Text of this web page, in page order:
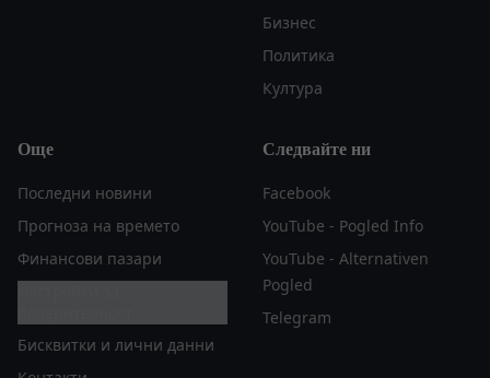
Бизнес
Политика
Култура
Още
Последни новини
Прогноза на времето
Финансови пазари
Бисквитки и лични данни
Следвайте ни
Facebook
YouTube - Pogled Info
YouTube - Alternativen
Pogled
Telegram